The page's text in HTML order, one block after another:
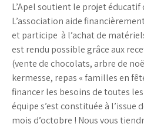
L’Apel soutient le projet éducatif
L’association aide
et participe à l’achat de
est rendu possible grâce aux
(vente de chocolats, arbre de
kermesse, repas « familles en
financer les besoins de toutes
équipe s’est constituée à l’issue
mois d’octobre ! Nous vous